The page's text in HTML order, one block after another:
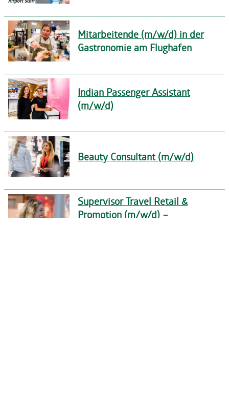
Mitarbeitende (m/w/d) in der
Gastronomie am Flughafen
Indian Passenger Assistant
(m/w/d)
Beauty Consultant (m/w/d)
Supervisor Travel Retail &
Promotion (m/w/d) –